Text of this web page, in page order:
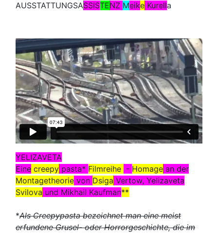
AUSSTATTUNGSASSISTENZ Meike Kurella
YELIZAVETA
Eine creepy pasta* Filmreihe - Homage an der
Montagetheorie von Dsiga Vertow, Yelizaveta
Svilova und Mikhail Kaufman**
*Als Creepypasta bezeichnet man eine meist
erfundene Grusel- oder Horrorgeschichte, die im